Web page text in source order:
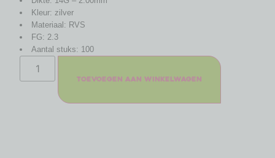
Kleur: zilver
Materiaal: RVS
FG: 2.3
Aantal stuks: 100
Toevoegen aan winkelwagen